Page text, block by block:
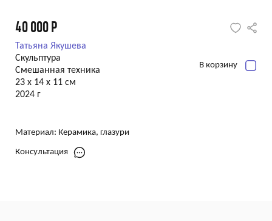
40 000 Р
Татьяна Якушева
Скульптура
Смешанная техника
23 х 14 х 11 см
2024 г
В корзину
Материал: Керамика, глазури
Консультация